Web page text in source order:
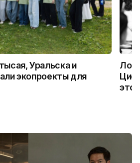
Уральска и
экопроекты для
это